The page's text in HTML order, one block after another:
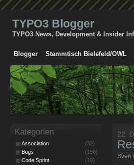
TYPO3 Blogger
TYPO3 News, Development & Insider
Blogger Stammtisch Bielefeld/OWL
22.
Sven
Kategorien
Association
(32)
Bugs
(156)
Code Sprint
(10)